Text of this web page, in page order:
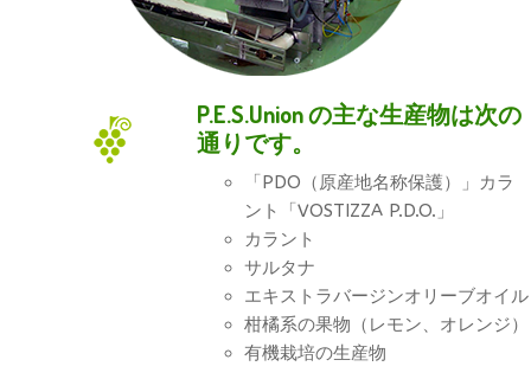
P.E.S.Union の主な生産物は次の
通りです。
「PDO（原産地名称保護）」カラ
ント「VOSTIZZA P.D.O.」
カラント
サルタナ
エキストラバージンオリーブオイル
柑橘系の果物（レモン、オレンジ）
有機栽培の生産物